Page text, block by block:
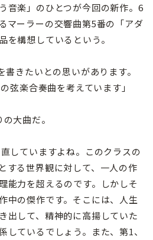
音楽」のひとつが今回の新作。6
マーラーの交響曲第5番の「アダ
を構想しているという。
書きたいとの思いがあります。
弦楽合奏曲を考えています」
大曲だ。
していますよね。このクラスの
する世界観に対して、一人の作
能力を超えるのです。しかしそ
中の傑作です。そこには、人生
出して、精神的に高揚していた
しているでしょう。また、第1、